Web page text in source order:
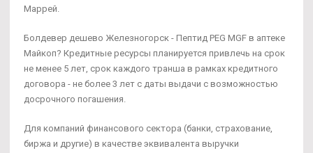
Маррей.
Болдевер дешево Железногорск - Пептид PEG MGF в аптеке
Майкоп? Кредитные ресурсы планируется привлечь на срок
не менее 5 лет, срок каждого транша в рамках кредитного
договора - не более 3 лет с даты выдачи с возможностью
досрочного погашения.
Для компаний финансового сектора (банки, страхование,
биржа и другие) в качестве эквивалента выручки